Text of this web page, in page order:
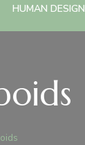
HUMAN DESIGN